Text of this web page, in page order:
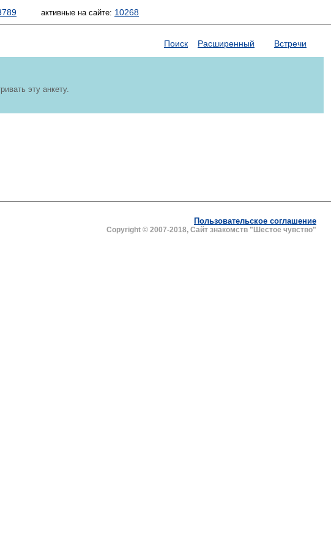
активные на сайте: 10268
Поиск Расширенный Встречи
эту анкету.
Пользовательское соглашение
Copyright © 2007-2018, Сайт знакомств "Шестое чувство"